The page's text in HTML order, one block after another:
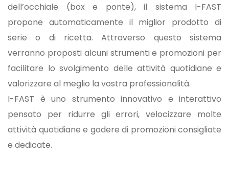
dell’occhiale (box e ponte), il sistema I-FAST
propone automaticamente il miglior prodotto di
serie o di ricetta. Attraverso questo sistema
verranno proposti alcuni strumenti e promozioni per
facilitare lo svolgimento delle attività quotidiane e
valorizzare al meglio la vostra professionalità.
I-FAST è uno strumento innovativo e interattivo
pensato per ridurre gli errori, velocizzare molte
attività quotidiane e godere di promozioni consigliate
e dedicate.